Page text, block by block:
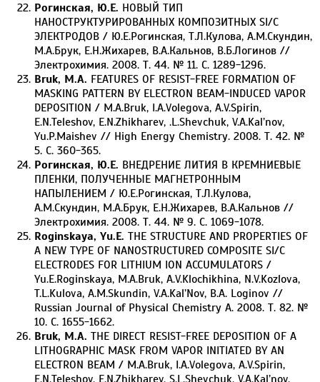
Рогинская, Ю.Е. НОВЫЙ ТИП
НАНОСТРУКТУРИРОВАННЫХ КОМПОЗИТНЫХ SI/C
ЭЛЕКТРОДОВ / Ю.Е.Рогинская, Т.Л.Кулова, А.М.Скундин,
М.А.Брук, Е.Н.Жихарев, В.А.Кальнов, В.Б.Логинов //
Электрохимия. 2008. Т. 44. № 11. С. 1289-1296.
Bruk, M.A. FEATURES OF RESIST-FREE FORMATION OF
MASKING PATTERN BY ELECTRON BEAM-INDUCED VAPOR
DEPOSITION / M.A.Bruk, I.A.Volegova, A.V.Spirin,
E.N.Teleshov, E.N.Zhikharev, .L.Shevchuk, V.A.Kal’nov,
Yu.P.Maishev // High Energy Chemistry. 2008. Т. 42. №
5. С. 360-365.
Рогинская, Ю.Е. ВНЕДРЕНИЕ ЛИТИЯ В КРЕМНИЕВЫЕ
ПЛЕНКИ, ПОЛУЧЕННЫЕ МАГНЕТРОННЫМ
НАПЫЛЕНИЕМ / Ю.Е.Рогинская, Т.Л.Кулова,
А.М.Скундин, М.А.Брук, Е.Н.Жихарев, В.А.Кальнов //
Электрохимия. 2008. Т. 44. № 9. С. 1069-1078.
Roginskaya, Yu.E. THE STRUCTURE AND PROPERTIES OF
A NEW TYPE OF NANOSTRUCTURED COMPOSITE SI/C
ELECTRODES FOR LITHIUM ION ACCUMULATORS /
Yu.E.Roginskaya, M.A.Bruk, A.V.Klochikhina, N.V.Kozlova,
T.L.Kulova, A.M.Skundin, V.A.Kal’Nov, B.A. Loginov //
Russian Journal of Physical Chemistry A. 2008. Т. 82. №
10. С. 1655-1662.
Bruk, M.A. THE DIRECT RESIST-FREE DEPOSITION OF A
LITHOGRAPHIC MASK FROM VAPOR INITIATED BY AN
ELECTRON BEAM / M.A.Bruk, I.A.Volegova, A.V.Spirin,
E.N.Teleshov, E.N.Zhikharev, S.L.Shevchuk, V.A.Kal’nov,